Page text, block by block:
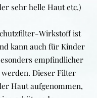
sehr helle Haut etc.)
Wirkstoff ist
kann auch für Kinder
empfindlicher
Dieser Filter
Haut aufgenommen,